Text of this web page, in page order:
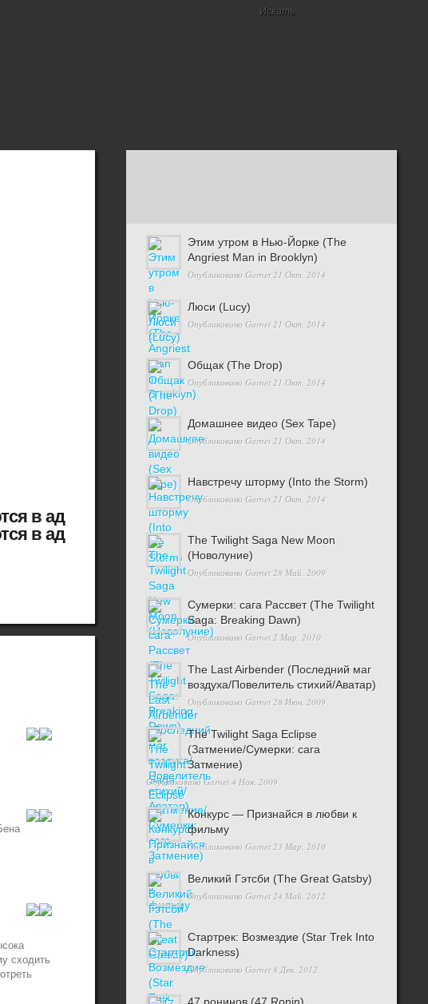
Этим утром в Нью-Йорке (The
Angriest Man in Brooklyn)
Опубликовано Garnet21 Окт, 2014
Люси (Lucy)
Опубликовано Garnet21 Окт, 2014
Общак (The Drop)
Опубликовано Garnet21 Окт, 2014
Домашнее видео (Sex Tape)
Опубликовано Garnet21 Окт, 2014
Навстречу шторму (Into the Storm)
Опубликовано Garnet21 Окт, 2014
The Twilight Saga New Moon
(Новолуние)
Опубликовано Garnet28 Май, 2009
Сумерки: cага Рассвет (The Twilight
Saga: Breaking Dawn)
Опубликовано Garnet2 Мар, 2010
The Last Airbender (Последний маг
воздуха/Повелитель стихий/Аватар)
Опубликовано Garnet28 Июн, 2009
The Twilight Saga Eclipse
(Затмение/Сумерки: сага
Затмение)
ОпубликованоGarnet4 Ноя, 2009
Конкурс — Признайся в любви к
фильму
Опубликовано Garnet23 Мар, 2010
Великий Гэтсби (The Great Gatsby)
Опубликовано Garnet24 Май, 2012
Стартрек: Возмездие (Star Trek Into
Darkness)
Опубликовано Garnet8 Дек, 2012
в ад
в ад
сходить